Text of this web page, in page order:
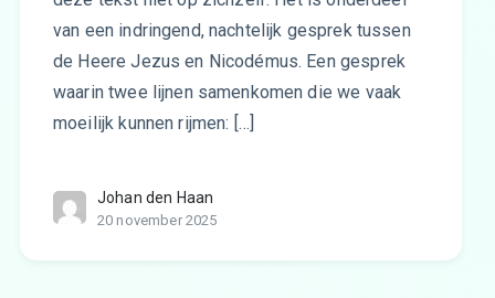
van een indringend, nachtelijk gesprek tussen
de Heere Jezus en Nicodémus. Een gesprek
waarin twee lijnen samenkomen die we vaak
moeilijk kunnen rijmen: […]
Johan den Haan
20 november 2025